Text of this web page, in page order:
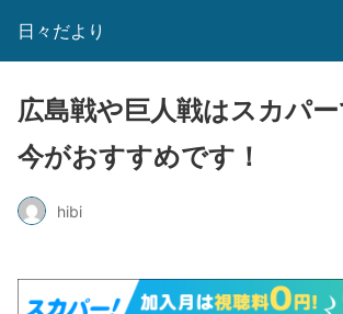
日々だより
広島戦や巨人戦はスカパー
今がおすすめです！
hibi